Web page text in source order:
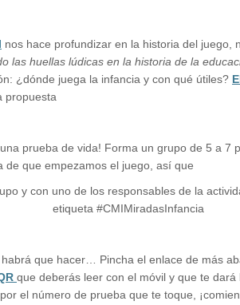
nos hace profundizar en la historia del juego,
las huellas lúdicas en la historia de la
¿dónde juega la infancia y con qué útiles?
propuesta
prueba de vida! Forma un grupo de 5 a 7
que empezamos el juego, así que
y con uno de los responsables de la
etiqueta #CMIMiradasInfancia
que hacer… Pincha el enlace de más
que deberás leer con el móvil y que te
el número de prueba que te toque,